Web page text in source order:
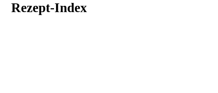
Rezept-Index